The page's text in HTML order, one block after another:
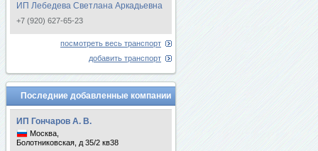
ИП Лебедева Светлана Аркадьевна
+7 (920) 627-65-23
посмотреть весь транспорт
добавить транспорт
Последние добавленные компании
ИП Гончаров А. В.
Москва,
Болотниковская, д 35/2 кв38